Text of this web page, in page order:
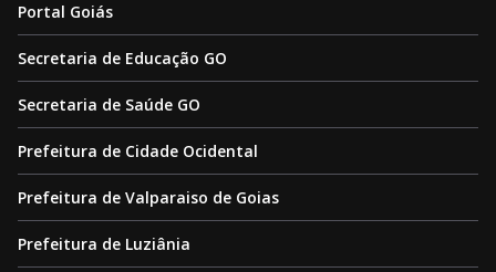
Portal Goiás
Secretaria de Educação GO
Secretaria de Saúde GO
Prefeitura de Cidade Ocidental
Prefeitura de Valparaiso de Goias
Prefeitura de Luziânia